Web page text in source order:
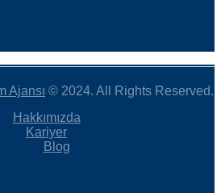
Ajansı © 2024. All Rights Reserved.
Hakkımızda
Kariyer
Blog